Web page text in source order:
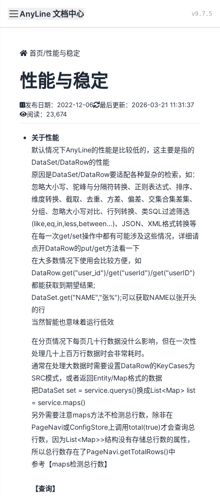
AnyLine 文档中心 v9.7.5
文档 首页
首页/性能与稳定
性能与稳定
发布日期：2022-12-06
最后更新：2026-03-21 11:31:37
阅读：23,674
关于性能
默认情况下AnyLine的性能是比较低的，这主要是指的
DataSet/DataRow的性能
原因是DataSet/DataRow要适配各种复杂的检索，如：
忽略大小写、驼峰与分隔符转换、正则表达式、排序、
维度转换、截取、去重、方差、偏差、交集合集差集、
分组、忽略大小写对比、行列转换、类SQL过滤筛选
(like,eq,in,less,between...)、JSON、XML格式转换等
在每一次get/set操作中都有可能涉及这些情况，详细请
点开DataRow的put/get方法看一下
在大多数情况下使用会比较方便，如
DataRow.get("user_id")/get("userId")/get("userID")
都能获取到期望结果;
DataSet.get("NAME","张%");可以获取NAME以张开头
的行
当然智能也意味着运行低效
在分页情况下每页几十行数据没什么影响， 但在一次性
处理几十上百万行数据时会非常耗时。
通常在处理大数据时需要设置DataRow的KeyCases为
SRC模式，或者返回Entity/Map格式的数据
把DataSet set = service.querys()换成List<Map> list
= service.maps()
另外需要注意maps方法不检测总行数，除非在
PageNavi或ConfigStore上调用total(true)才会查询总
行数，因为List<Map>>结构没有存储总行数的属性，
所以总行数存在了PageNavi.getTotalRows()中
参考【maps检测总行数】
【查询】